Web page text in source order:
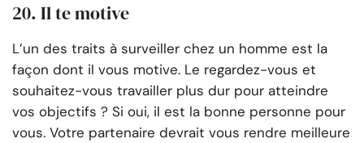
20. Il te motive
L’un des traits à surveiller chez un homme est la
façon dont il vous motive. Le regardez-vous et
souhaitez-vous travailler plus dur pour atteindre
vos objectifs ? Si oui, il est la bonne personne pour
vous. Votre partenaire devrait vous rendre meilleure